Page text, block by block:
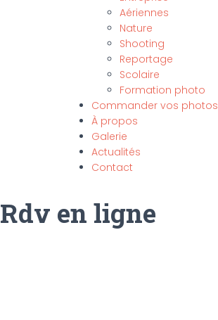
Aériennes
Nature
Shooting
Reportage
Scolaire
Formation photo
Commander vos photos
À propos
Galerie
Actualités
Contact
Rdv en ligne